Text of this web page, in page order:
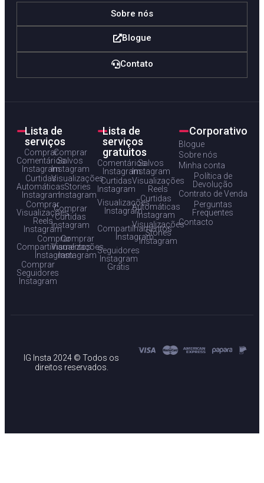
Sobre nós
Blogue
Contato
Lista de
serviços
Comprar
Comentários
Instagram
Comprar
Salvos
Instagram
Curtidas
Automáticas
Instagram
Visualizações
Stories
Instagram
Comprar
Visualizações
Reels
Instagram
Comprar
Curtidas
Instagram
Comprar
Compartilhamentos
Instagram
Comprar
Visualizações
Instagram
Comprar
Seguidores
Instagram
Lista de
serviços
gratuitos
Comentários
Instagram
Salvos
Instagram
Curtidas
Instagram
Visualizações
Reels
Visualizações
Instagram
Curtidas
Automáticas
Instagram
Compartilhamentos
Instagram
Visualizações
Stories
Instagram
Seguidores
Instagram
Grátis
Corporativo
Blogue
Sobre nós
Minha conta
Política de
Devolução
Contrato de Venda
Perguntas
Frequentes
Contacto
IG Insta 2024 © Todos os
direitos reservados.